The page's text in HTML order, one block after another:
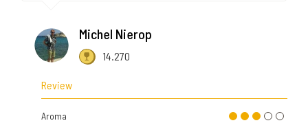
Michel Nierop
14.270
Review
Aroma